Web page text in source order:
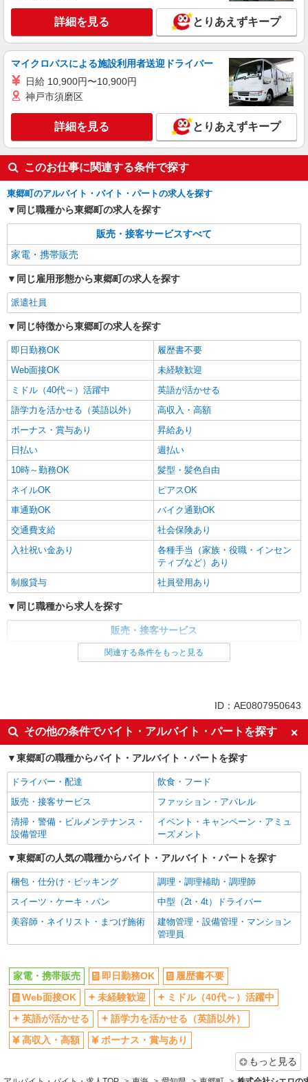
詳細を見る とりあえずキープ
マイクロバスによる施設利用者送迎ドライバー
日給 10,900円〜10,900円
神戸市須磨区
詳細を見る とりあえずキープ
このお仕事に関連する条件で探す
東郷町のアルバイト・バイト・パートの求人を探す
同じ職種から東郷町の求人を探す
販売・接客サービスすべて
家電・携帯販売
同じ雇用形態から東郷町の求人を探す
派遣社員
同じ特徴から東郷町の求人を探す
即日勤務OK
履歴書不要
Web面接OK
未経験歓迎
ミドル（40代～）活躍中
英語が活かせる
語学力を活かせる（英語以外）
高収入・高額
ボーナス・賞与あり
昇給あり
日払い
週払い
10時～勤務OK
髪型・髪色自由
ネイルOK
ピアスOK
車通勤OK
バイク通勤OK
交通費支給
社会保険あり
入社祝い金あり
各種手当（家族・役職・インセン
ティブなど）あり
制服貸与
社員登用あり
同じ職種から求人を探す
販売・接客サービス
英語が活かせる
ボーナス・賞与あり
日払い
車通勤OK
交通費支給
社会保険あり
社員登用あり
関連する条件をもっと見る
ID：AE0807950643
その他の条件でバイト・アルバイト・パートを探す
東郷町の職種からバイト・アルバイト・パートを探す
ドライバー・配達
飲食・フード
販売・接客サービス
ファッション・アパレル
清掃・警備・ビルメンテナンス・
設備管理
イベント・キャンペーン・アミュ
ーズメント
東郷町の人気の職種からバイト・アルバイト・パートを探す
梱包・仕分け・ピッキング
調理・調理補助・調理師
スイーツ・ケーキ・パン
中型（2t・4t）ドライバー
美容師・ネイリスト・まつげ施術
建物管理・設備管理・マンション
管理員
家電・携帯販売 即日勤務OK
履歴書不要
Web面接OK
未経験歓迎
ミドル（40代～）活躍中
英語が活かせる
語学力を活かせる（英語以外）
高収入・高額
ボーナス・賞与あり
もっと見る